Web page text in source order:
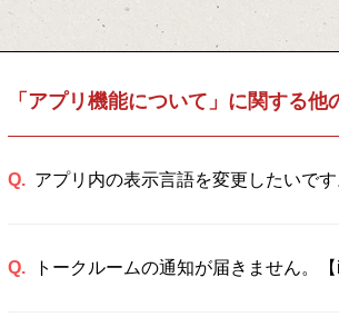
「アプリ機能について」に関する他
Q. アプリ内の表示言語を変更したいです
Q. トークルームの通知が届きません。